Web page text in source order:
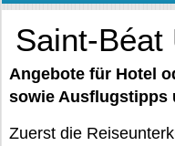
Saint-Béat
Angebote für Hotel
sowie Ausflugstipps
Zuerst die